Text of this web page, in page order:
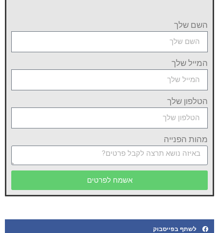
השם שלך
המייל שלך
הטלפון שלך
מהות הפנייה
אשמח לפרטים
לשתף בפייסבוק